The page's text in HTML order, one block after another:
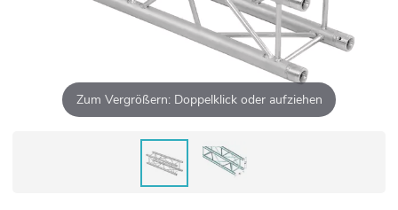
Zum Vergrößern: Doppelklick oder aufziehen